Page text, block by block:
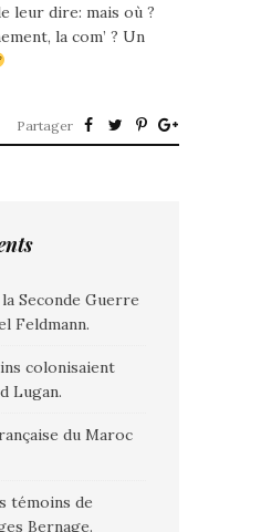
leur dire: mais où ?
la com’ ? Un
Partager
Seconde Guerre
Feldmann.
colonisaient
Lugan.
du Maroc
témoins de
Bernage.